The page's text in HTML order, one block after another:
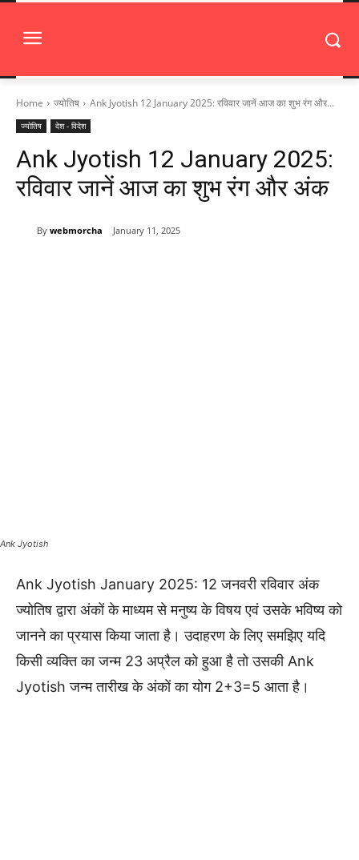
Home ज्योतिष Ank Jyotish 12 January 2025: रविवार जानें आज का शुभ रंग और...
ज्योतिष देश - विदेश
Ank Jyotish 12 January 2025:
रविवार जानें आज का शुभ रंग और अंक
By webmorcha January 11, 2025
Ank Jyotish
Ank Jyotish January 2025: 12 जनवरी रविवार अंक
ज्योतिष द्वारा अंकों के माध्यम से मनुष्य के विषय एवं उसके भविष्य को
जानने का प्रयास किया जाता है। उदाहरण के लिए समझिए यदि
किसी व्यक्ति का जन्म 23 अप्रैल को हुआ है तो उसकी Ank
Jyotish जन्म तारीख के अंकों का योग 2+3=5 आता है।